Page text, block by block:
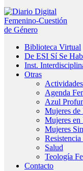
Biblioteca Virtual
De ESI Sí Se
Inst.
Otras
Actividades
Agenda
Azul
Mujeres de
Mujeres en
Mujeres
Salud
Teología
Contacto